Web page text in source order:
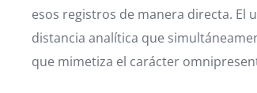
esos registros de manera directa. El
distancia analítica que
que mimetiza el carácter